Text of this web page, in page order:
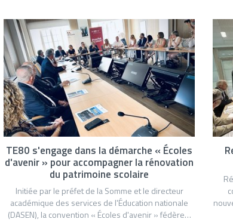
TE80 s'engage dans la démarche « Écoles
d'avenir » pour accompagner la rénovation
du patrimoine scolaire
Initiée par le préfet de la Somme et le directeur
académique des services de l'Éducation nationale
(DASEN), la convention « Écoles d'avenir » fédère…